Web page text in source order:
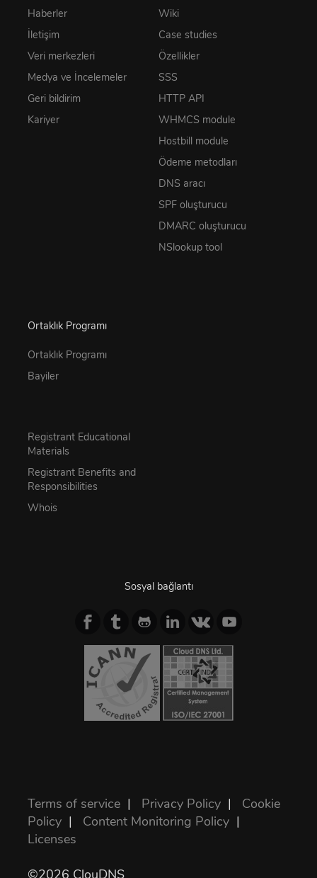
Haberler
İletişim
Veri merkezleri
Medya ve İncelemeler
Geri bildirim
Kariyer
Wiki
Case studies
Özellikler
SSS
HTTP API
WHMCS module
Hostbill module
Ödeme metodları
DNS aracı
SPF oluşturucu
DMARC oluşturucu
NSlookup tool
Ortaklık Programı
Ortaklık Programı
Bayiler
Registrant Educational
Materials
Registrant Benefits and
Responsibilities
Whois
Sosyal bağlantı
Terms of service | Privacy Policy | Cookie
Policy | Content Monitoring Policy |
Licenses
©2026 ClouDNS